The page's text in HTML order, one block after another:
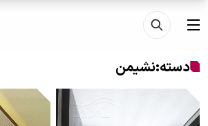
منو
دسته:نشیمن